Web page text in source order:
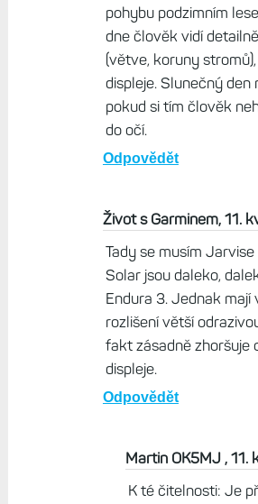
pohybu podzimním
dne člověk vidí
(větve, koruny
displeje. Slunečný den
pokud si tím člověk
do očí.
Odpovědět
Život s Garminem, 11.
Tady se musím
Solar jsou daleko,
Endura 3. Jednak
rozlišení větší
fakt zásadně zhoršuje
displeje.
Odpovědět
Martin OK5MJ ,
K té čitelnosti: Je